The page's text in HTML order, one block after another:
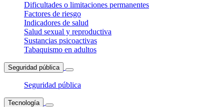
Dificultades o limitaciones permanentes
Factores de riesgo
Indicadores de salud
Salud sexual y reproductiva
Sustancias psicoactivas
Tabaquismo en adultos
Seguridad pública
Seguridad pública
Tecnología